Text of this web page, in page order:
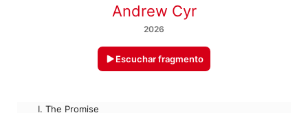
Andrew Cyr
2026
Escuchar fragmento
I. The Promise